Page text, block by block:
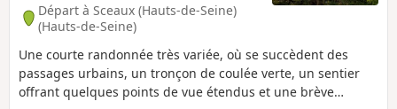
Départ à Sceaux (Hauts-de-Seine)
(Hauts-de-Seine)
Une courte randonnée très variée, où se succèdent des
passages urbains, un tronçon de coulée verte, un sentier
offrant quelques points de vue étendus et une brève